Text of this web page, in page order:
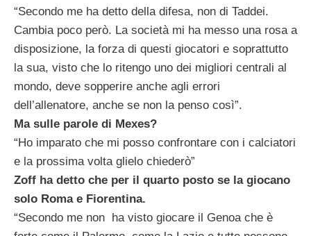
“Secondo me ha detto della difesa, non di Taddei.
Cambia poco però. La società mi ha messo una rosa a
disposizione, la forza di questi giocatori e soprattutto
la sua, visto che lo ritengo uno dei migliori centrali al
mondo, deve sopperire anche agli errori
dell’allenatore, anche se non la penso così”.
Ma sulle parole di Mexes?
“Ho imparato che mi posso confrontare con i calciatori
e la prossima volta glielo chiederò”
Zoff ha detto che per il quarto posto se la giocano
solo Roma e Fiorentina.
“Secondo me non ha visto giocare il Genoa che è